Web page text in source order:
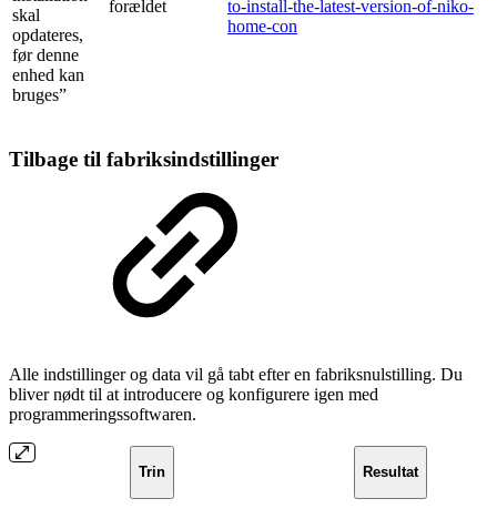
skal
opdateres,
før denne
enhed kan
bruges”
forældet
to-install-the-latest-version-of-niko-
home-con
Tilbage til fabriksindstillinger
Alle indstillinger og data vil gå tabt efter en fabriksnulstilling. Du
bliver nødt til at introducere og konfigurere igen med
programmeringssoftwaren.
Trin Resultat